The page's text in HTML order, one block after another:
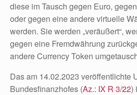
diese im Tausch gegen Euro,
oder gegen eine andere virtuelle
werden. Sie werden „veräußert“,
gegen eine Fremdwährung
andere Currency Token
Das am 14.02.2023 veröffentlichte
Bundesfinanzhofes (Az.: IX R 3/22)